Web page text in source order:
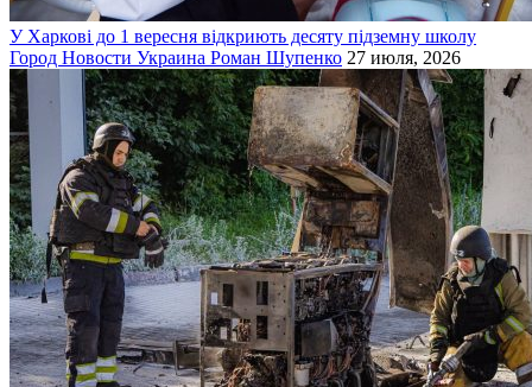
У Харкові до 1 вересня відкриють десяту підземну школу
Город Новости Украина Роман Шупенко 27 июля, 2026